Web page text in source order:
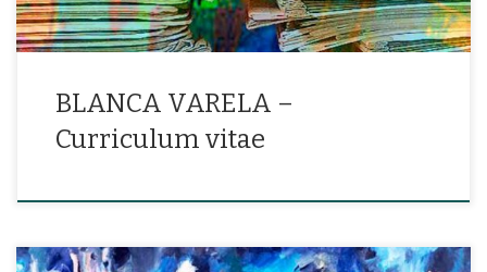
BLANCA VARELA –
Curriculum vitae